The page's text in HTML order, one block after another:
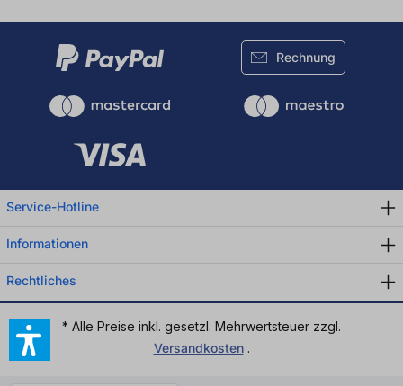
Rechnung
Service-Hotline
Informationen
Rechtliches
* Alle Preise inkl. gesetzl. Mehrwertsteuer zzgl.
Versandkosten.